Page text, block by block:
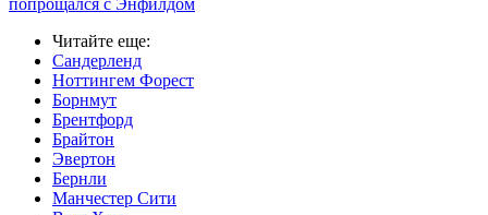
попрощался с Энфилдом
Читайте еще:
Сандерленд
Ноттингем Форест
Борнмут
Брентфорд
Брайтон
Эвертон
Бернли
Манчестер Сити